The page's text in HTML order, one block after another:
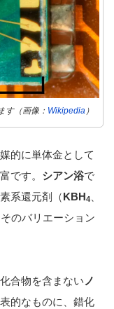
す（画像： Wikipedia ）
的に単体金として
です。 シアン浴で
系還元剤（ KBH 4、
のバリエーション
合物を含まないノ
的なものに、錯化